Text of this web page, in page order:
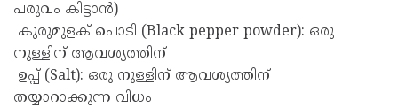
പരുവം കിട്ടാൻ)
കുരുമുളക് പൊടി (Black pepper powder): ഒരു
നുള്ളിന് ആവശ്യത്തിന്
ഉപ്പ് (Salt): ഒരു നുള്ളിന് ആവശ്യത്തിന്
തയ്യാറാക്കുന്ന വിധം